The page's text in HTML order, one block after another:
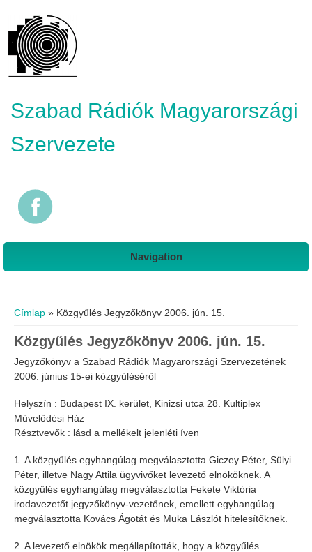
Szabad Rádiók Magyarországi
Szervezete
Navigation
Címlap » Közgyűlés Jegyzőkönyv 2006. jún. 15.
Közgyűlés Jegyzőkönyv 2006. jún. 15.
Jegyzőkönyv a Szabad Rádiók Magyarországi Szervezetének
2006. június 15-ei közgyűléséről
Helyszín : Budapest IX. kerület, Kinizsi utca 28. Kultiplex
Művelődési Ház
Résztvevők : lásd a mellékelt jelenléti íven
1. A közgyűlés egyhangúlag megválasztotta Giczey Péter, Sülyi
Péter, illetve Nagy Attila ügyvivőket levezető elnököknek. A
közgyűlés egyhangúlag megválasztotta Fekete Viktória
irodavezetőt jegyzőkönyv-vezetőnek, emellett egyhangúlag
megválasztotta Kovács Ágotát és Muka Lászlót hitelesítőknek.
2. A levezető elnökök megállapították, hogy a közgyűlés